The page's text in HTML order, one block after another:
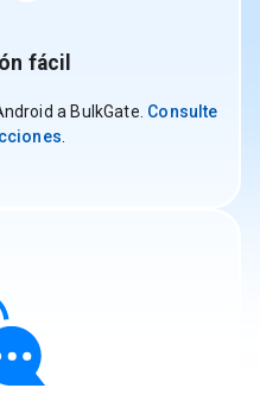
fácil
a BulkGate. Consulte